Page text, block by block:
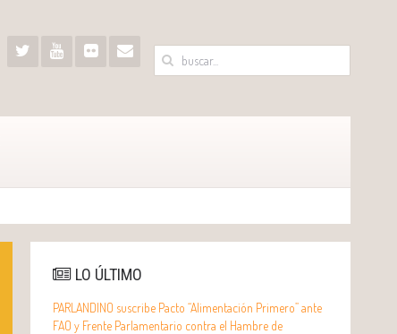
LO ÚLTIMO
PARLANDINO suscribe Pacto “Alimentación Primero” ante
FAO y Frente Parlamentario contra el Hambre de